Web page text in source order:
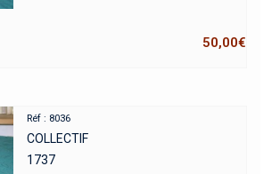
50,00€
Réf : 8036
COLLECTIF
1737